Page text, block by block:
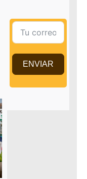
ENVIAR